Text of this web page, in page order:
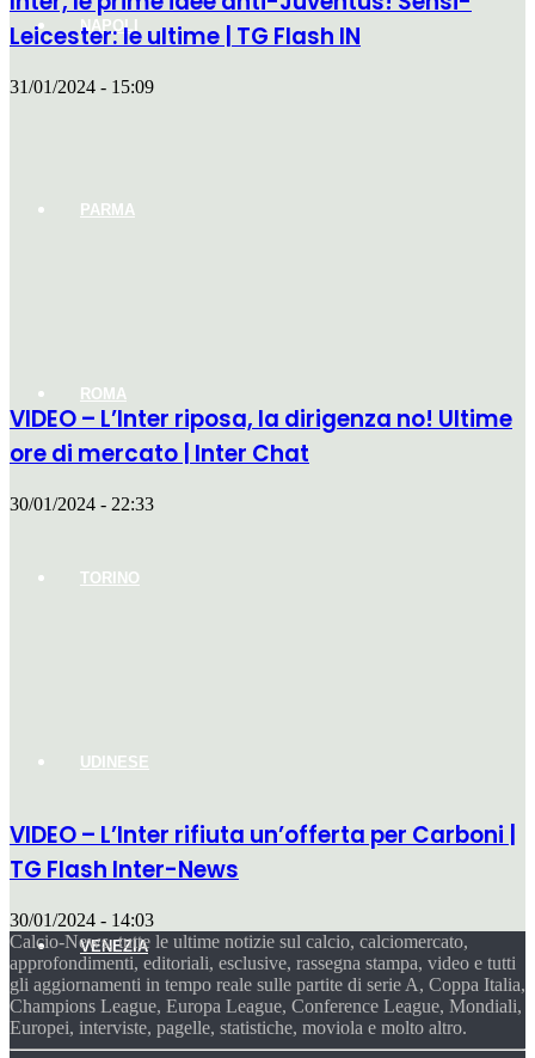
NAPOLI
PARMA
ROMA
TORINO
UDINESE
VENEZIA
Leicester: le ultime | TG Flash IN
31/01/2024 - 15:09
VIDEO – L’Inter riposa, la dirigenza no! Ultime
ore di mercato | Inter Chat
30/01/2024 - 22:33
VIDEO – L’Inter rifiuta un’offerta per Carboni |
TG Flash Inter-News
30/01/2024 - 14:03
Calcio-News, tutte le ultime notizie sul calcio, calciomercato,
approfondimenti, editoriali, esclusive, rassegna stampa, video e tutti
gli aggiornamenti in tempo reale sulle partite di serie A, Coppa Italia,
Champions League, Europa League, Conference League, Mondiali,
Europei, interviste, pagelle, statistiche, moviola e molto altro.